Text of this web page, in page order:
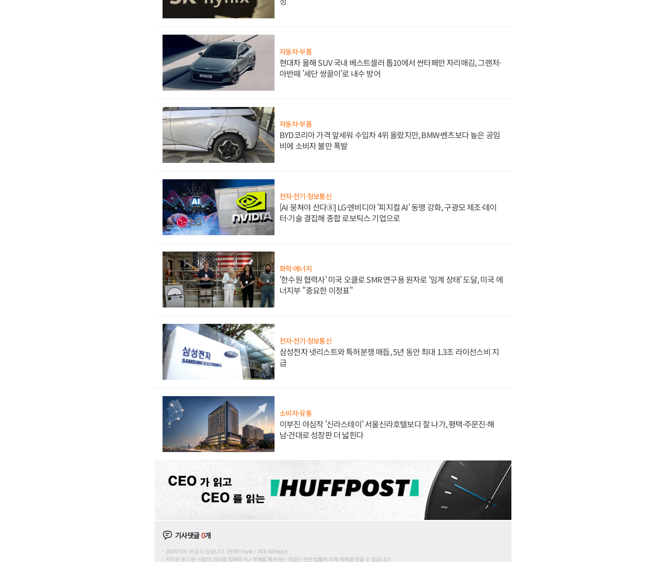
자동차·부품
현대차 올해 SUV 국내 베스트셀러 톱10에서 싼타페만 자리매김, 그랜저·
아반떼 '세단 쌍끌이'로 내수 방어
자동차·부품
BYD코리아 가격 앞세워 수입차 4위 올랐지만, BMW·벤츠보다 높은 공임
비에 소비자 불만 폭발
전자·전기·정보통신
[AI 뭉쳐야 산다⑧] LG·엔비디아 '피지컬 AI' 동맹 강화, 구광모 제조·데이
터·기술 결집해 종합 로보틱스 기업으로
화학·에너지
'한수원 협력사' 미국 오클로 SMR 연구용 원자로 '임계 상태' 도달, 미국 에
너지부 "중요한 이정표"
전자·전기·정보통신
삼성전자 넷리스트와 특허분쟁 매듭, 5년 동안 최대 1.3조 라이선스비 지
급
소비자·유통
이부진 야심작 '신라스테이' 서울신라호텔보다 잘 나가, 평택·주문진·해
남·건대로 성장판 더 넓힌다
기사댓글0개
200자까지 쓰실 수 있습니다. (현재 0 byte / 최대 400byte)
저작권 등 다른 사람의 권리를 침해하거나 명예를 훼손하는 댓글은 관련 법률에 의해 제재를 받을 수 있습니다.